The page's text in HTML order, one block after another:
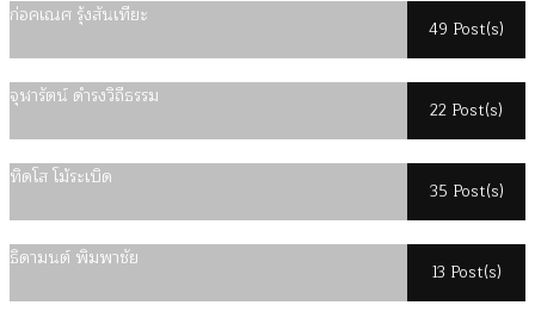
ก่อคเณศ รุ้งสันเทียะ
49 Post(s)
จุฬารัตน์ ดำรงวิถีธรรม
22 Post(s)
ทิดโส โม้ระเบิด
35 Post(s)
ธิดามนต์ พิมพาชัย
13 Post(s)